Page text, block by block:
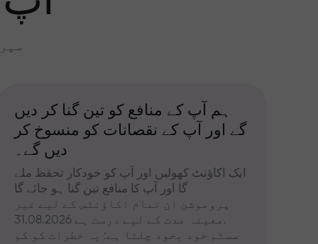
ہم آپ کے منافع کو تین گنا کر دیں
گے اور آپ کے نقصانات کو منسوخ کر
دیں گے۔
ایک اکاؤنٹ کھولیں اور آپ کو خودکار تحفظ ملے
گا اور آپ کا منافع تین گنا ہو جائے گا
پروموشن ان تمام اکاؤنٹس کے لیے غیر
معینہ مدت کے لیے درست ہے 31.08.2026.
سسٹم خود بخود چلتا ہے: یہ خطرات کو کم